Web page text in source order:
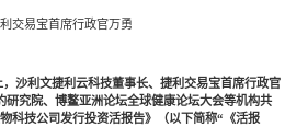
交易宝首席行政官万勇
沙利文捷利云科技董事长、捷利交易宝首席行政官
研究院、博鳌亚洲论坛全球健康论坛大会等机构共
科技公司发行投资活报告》（以下简称“《活报